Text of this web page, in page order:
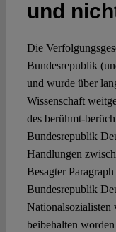
und
Die
Bundesrepublik
und wurde über
Wissenschaft
des berühmt-
Bundesrepublik
Handlungen
Besagter
Bundesrepublik
Nationalsozialisten
beibehalten